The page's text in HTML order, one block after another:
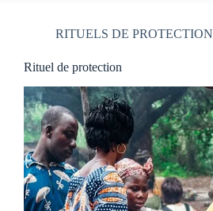
RITUELS DE PROTECTION
Rituel de protection